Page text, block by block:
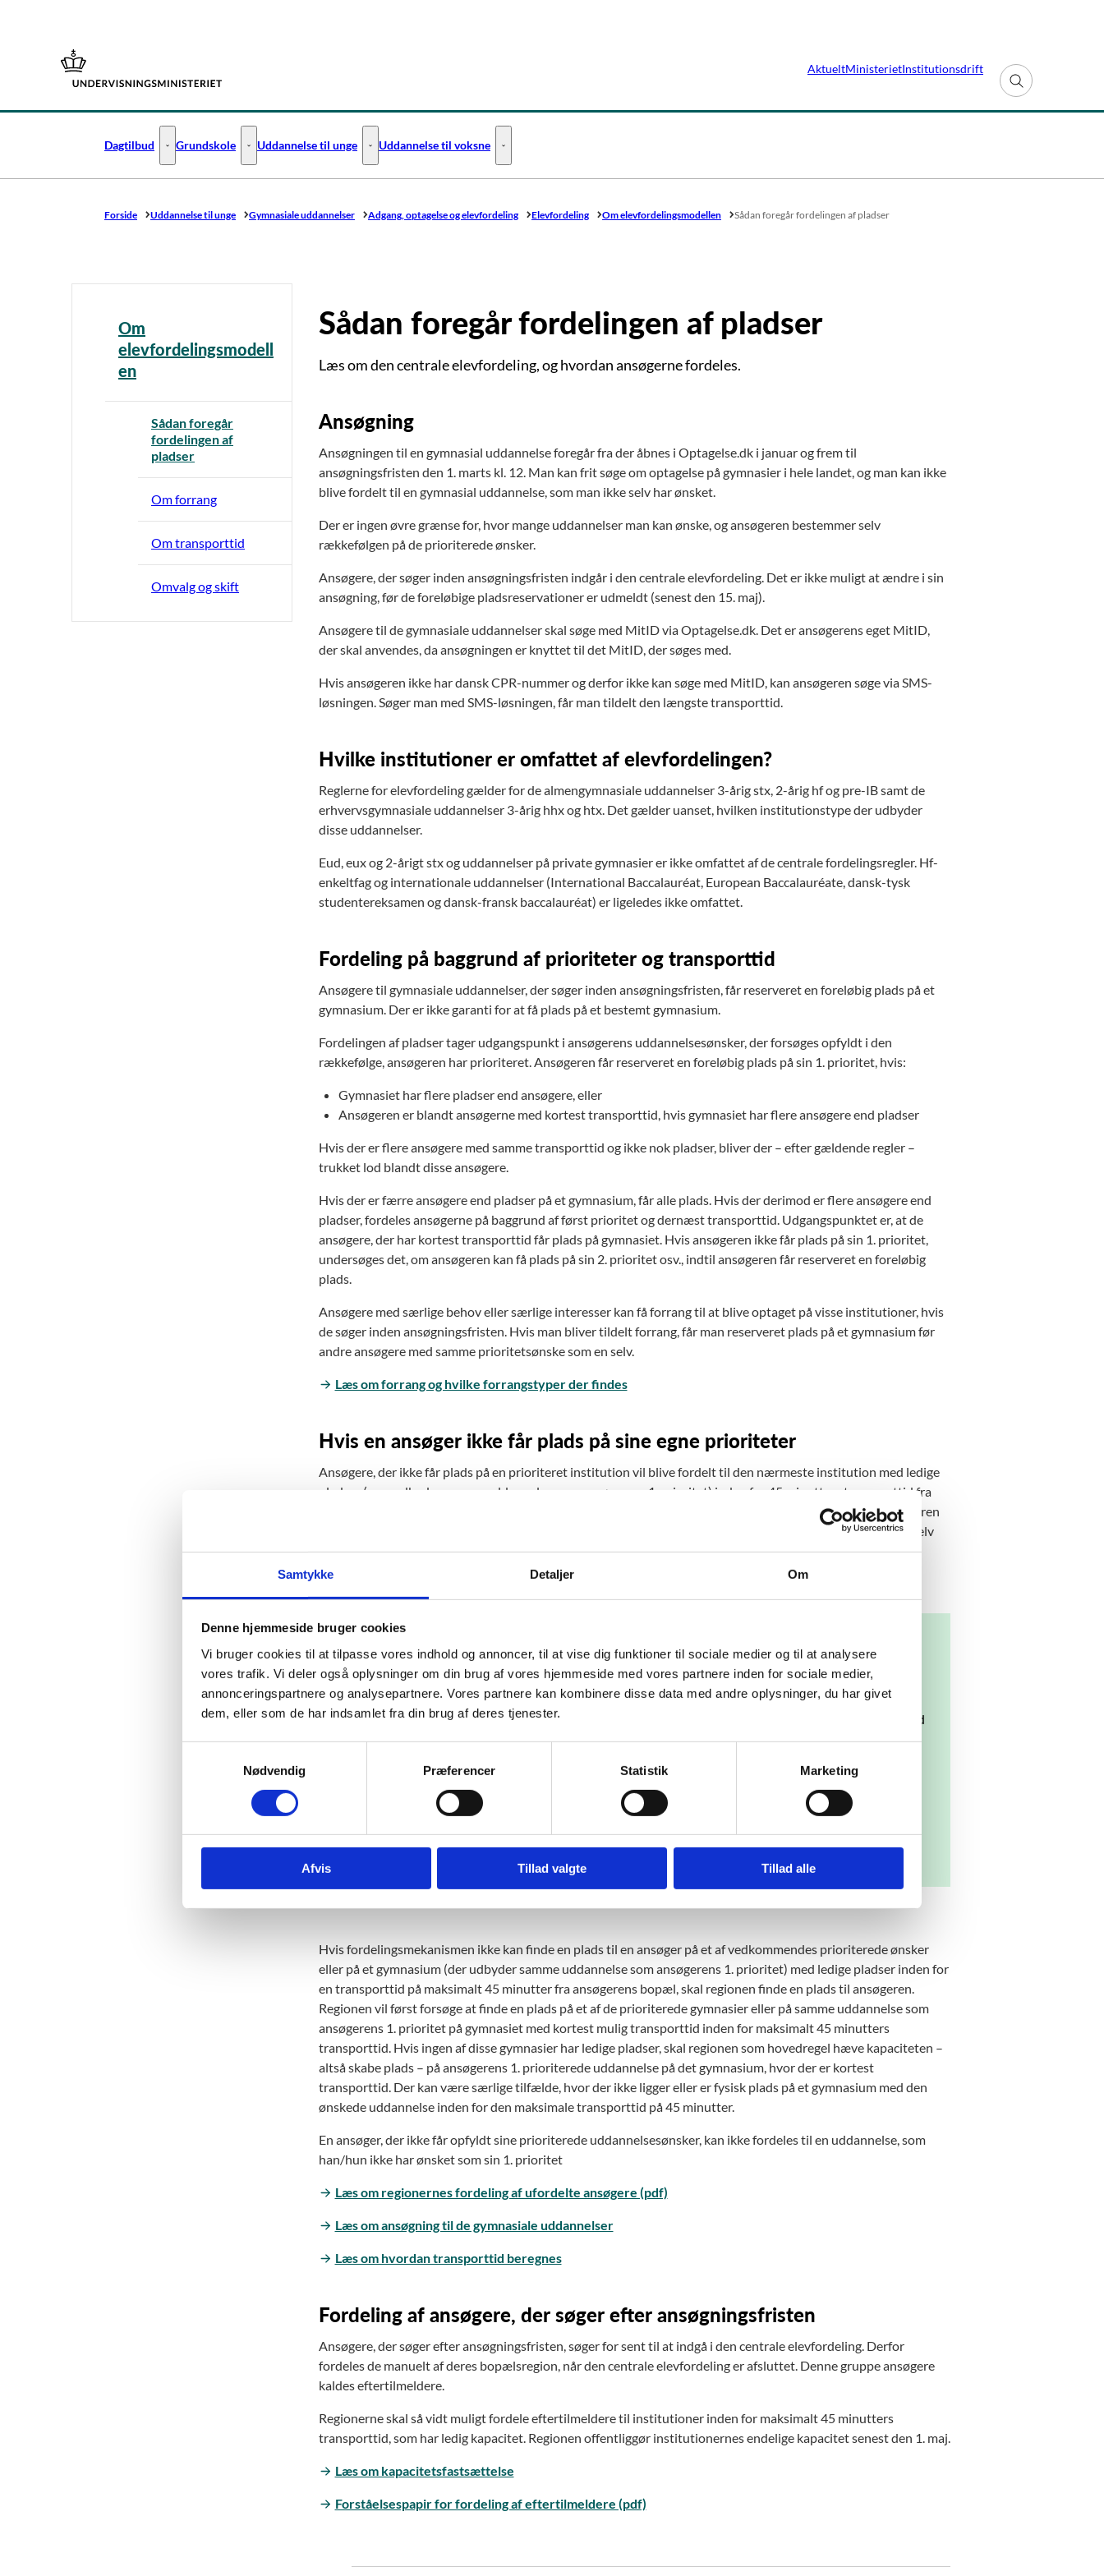
Samtykke Detaljer Om
Denne hjemmeside bruger cookies
Vi bruger cookies til at tilpasse vores indhold og annoncer, til at vise dig funktioner til sociale medier og til at analysere
vores trafik. Vi deler også oplysninger om din brug af vores hjemmeside med vores partnere inden for sociale medier,
annonceringspartnere og analysepartnere. Vores partnere kan kombinere disse data med andre oplysninger, du har givet
dem, eller som de har indsamlet fra din brug af deres tjenester.
v
Nødvendig Præferencer Statistik Marketing
Afvis Tillad valgte Tillad alle
Gå til forsiden
AktueltMinisterietInstitutionsdrift
Fold søgefelt ud
Dagtilbud Dagtilbud - Flere links
Grundskole Grundskole - Flere links
Uddannelse til unge Uddannelse til unge - Flere links
Uddannelse til voksne Uddannelse til voksne - Flere links
Forside Uddannelse til unge Gymnasiale uddannelser Adgang, optagelse og elevfordeling Elevfordeling Om elevfordelingsmodellen Sådan foregår fordelingen af pladser
Om
elevfordelingsmodell
en
Sådan foregår
fordelingen af
pladser
Om forrang
Om transporttid
Omvalg og skift
Sådan foregår fordelingen af pladser
Læs om den centrale elevfordeling, og hvordan ansøgerne fordeles.
Ansøgning
Ansøgningen til en gymnasial uddannelse foregår fra der åbnes i Optagelse.dk i januar og frem til
ansøgningsfristen den 1. marts kl. 12. Man kan frit søge om optagelse på gymnasier i hele landet, og man kan ikke
blive fordelt til en gymnasial uddannelse, som man ikke selv har ønsket.
Der er ingen øvre grænse for, hvor mange uddannelser man kan ønske, og ansøgeren bestemmer selv
rækkefølgen på de prioriterede ønsker.
Ansøgere, der søger inden ansøgningsfristen indgår i den centrale elevfordeling. Det er ikke muligt at ændre i sin
ansøgning, før de foreløbige pladsreservationer er udmeldt (senest den 15. maj).
Ansøgere til de gymnasiale uddannelser skal søge med MitID via Optagelse.dk. Det er ansøgerens eget MitID,
der skal anvendes, da ansøgningen er knyttet til det MitID, der søges med.
Hvis ansøgeren ikke har dansk CPR-nummer og derfor ikke kan søge med MitID, kan ansøgeren søge via SMS-
løsningen. Søger man med SMS-løsningen, får man tildelt den længste transporttid.
Hvilke institutioner er omfattet af elevfordelingen?
Reglerne for elevfordeling gælder for de almengymnasiale uddannelser 3-årig stx, 2-årig hf og pre-IB samt de
erhvervsgymnasiale uddannelser 3-årig hhx og htx. Det gælder uanset, hvilken institutionstype der udbyder
disse uddannelser.
Eud, eux og 2-årigt stx og uddannelser på private gymnasier er ikke omfattet af de centrale fordelingsregler. Hf-
enkeltfag og internationale uddannelser (International Baccalauréat, European Baccalauréate, dansk-tysk
studentereksamen og dansk-fransk baccalauréat) er ligeledes ikke omfattet.
Fordeling på baggrund af prioriteter og transporttid
Ansøgere til gymnasiale uddannelser, der søger inden ansøgningsfristen, får reserveret en foreløbig plads på et
gymnasium. Der er ikke garanti for at få plads på et bestemt gymnasium.
Fordelingen af pladser tager udgangspunkt i ansøgerens uddannelsesønsker, der forsøges opfyldt i den
rækkefølge, ansøgeren har prioriteret. Ansøgeren får reserveret en foreløbig plads på sin 1. prioritet, hvis:
Gymnasiet har flere pladser end ansøgere, eller
Ansøgeren er blandt ansøgerne med kortest transporttid, hvis gymnasiet har flere ansøgere end pladser
Hvis der er flere ansøgere med samme transporttid og ikke nok pladser, bliver der – efter gældende regler –
trukket lod blandt disse ansøgere.
Hvis der er færre ansøgere end pladser på et gymnasium, får alle plads. Hvis der derimod er flere ansøgere end
pladser, fordeles ansøgerne på baggrund af først prioritet og dernæst transporttid. Udgangspunktet er, at de
ansøgere, der har kortest transporttid får plads på gymnasiet. Hvis ansøgeren ikke får plads på sin 1. prioritet,
undersøges det, om ansøgeren kan få plads på sin 2. prioritet osv., indtil ansøgeren får reserveret en foreløbig
plads.
Ansøgere med særlige behov eller særlige interesser kan få forrang til at blive optaget på visse institutioner, hvis
de søger inden ansøgningsfristen. Hvis man bliver tildelt forrang, får man reserveret plads på et gymnasium før
andre ansøgere med samme prioritetsønske som en selv.
Læs om forrang og hvilke forrangstyper der findes
Hvis en ansøger ikke får plads på sine egne prioriteter
Ansøgere, der ikke får plads på en prioriteret institution vil blive fordelt til den nærmeste institution med ledige
pladser (som udbyder samme uddannelse som ansøgerens 1. prioritet) inden for 45 minutters transporttid fra
ansøgerens bopæl. Grænsen for maksimal transporttid på 45 minutter gælder kun i de tilfælde, hvor ansøgeren
er fordelt af den centrale fordelingsmekanisme og ikke selv har prioriteret gymnasiet. En ansøger kan godt selv
søge optagelse og få reserveret plads på et gymnasium, hvor transporttiden overstiger 45 minutter.
Eksempler på fordeling
Anna har søgt htx på tre gymnasier og har derfor tre prioriteter i sin ansøgning. Da der er flere ansøgere
end pladser på Annas 1. prioritet, bliver pladserne givet til de ansøgere, der har kortest transporttid med
enten offentlig transport eller på cykel. Anna er blandt de ansøgere med kortest transporttid og får
Peters 1. prioritet er stx, som han har søgt på fire gymnasier. Da der er flere ansøgere end pladser på
Peters ønskede gymnasier, og han har længere transporttid eller lavere prioritet end de andre ansøgere,
får Peter ikke reserveret plads på et af dem. Derfor får han plads på det nærmeste gymnasium med en
ledig plads på stx som ligger maksimalt 45 minutter fra Peters bopæl.
Hvis fordelingsmekanismen ikke kan finde en plads til en ansøger på et af vedkommendes prioriterede ønsker
eller på et gymnasium (der udbyder samme uddannelse som ansøgerens 1. prioritet) med ledige pladser inden for
en transporttid på maksimalt 45 minutter fra ansøgerens bopæl, skal regionen finde en plads til ansøgeren.
Regionen vil først forsøge at finde en plads på et af de prioriterede gymnasier eller på samme uddannelse som
ansøgerens 1. prioritet på gymnasiet med kortest mulig transporttid inden for maksimalt 45 minutters
transporttid. Hvis ingen af disse gymnasier har ledige pladser, skal regionen som hovedregel hæve kapaciteten –
altså skabe plads – på ansøgerens 1. prioriterede uddannelse på det gymnasium, hvor der er kortest
transporttid. Der kan være særlige tilfælde, hvor der ikke ligger eller er fysisk plads på et gymnasium med den
ønskede uddannelse inden for den maksimale transporttid på 45 minutter.
En ansøger, der ikke får opfyldt sine prioriterede uddannelsesønsker, kan ikke fordeles til en uddannelse, som
han/hun ikke har ønsket som sin 1. prioritet
Læs om regionernes fordeling af ufordelte ansøgere (pdf)
Læs om ansøgning til de gymnasiale uddannelser
Læs om hvordan transporttid beregnes
Fordeling af ansøgere, der søger efter ansøgningsfristen
Ansøgere, der søger efter ansøgningsfristen, søger for sent til at indgå i den centrale elevfordeling. Derfor
fordeles de manuelt af deres bopælsregion, når den centrale elevfordeling er afsluttet. Denne gruppe ansøgere
kaldes eftertilmeldere.
Regionerne skal så vidt muligt fordele eftertilmeldere til institutioner inden for maksimalt 45 minutters
transporttid, som har ledig kapacitet. Regionen offentliggør institutionernes endelige kapacitet senest den 1. maj.
Læs om kapacitetsfastsættelse
Forståelsespapir for fordeling af eftertilmeldere (pdf)